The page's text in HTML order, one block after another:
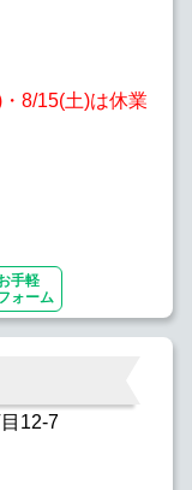
8/15(土)は休業
手軽
ォーム
12-7